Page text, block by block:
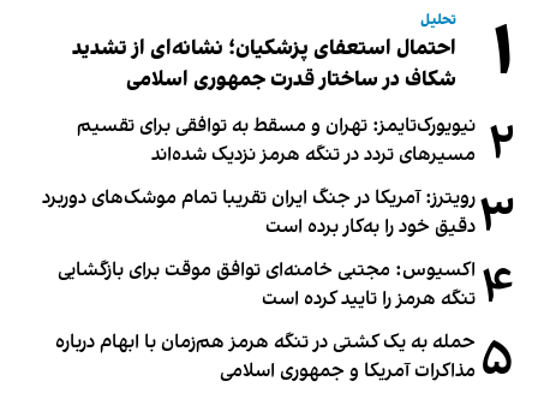
۱ تحلیل
احتمال استعفای پزشکیان؛ نشانه‌ای از تشدید
شکاف در ساختار قدرت جمهوری اسلامی
۲ نیویورک‌تایمز: تهران و مسقط به توافقی برای تقسیم
مسیرهای تردد در تنگه هرمز نزدیک شده‌اند
۳رویترز: آمریکا در جنگ ایران تقریبا تمام موشک‌های دوربرد
دقیق خود را به‌کار برده است
۴ اکسیوس: مجتبی خامنه‌ای توافق موقت برای بازگشایی
تنگه هرمز را تایید کرده است
۵ حمله به یک کشتی در تنگه هرمز هم‌زمان با ابهام درباره
مذاکرات آمریکا و جمهوری اسلامی